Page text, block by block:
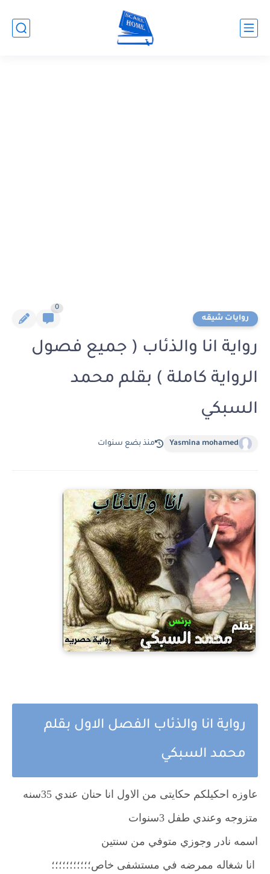
روايات شيقه
0
رواية انا والذئاب ( جميع فصول
الرواية كاملة ) بقلم محمد
السبكي
Yasmina mohamed منذ بضع سنوات
رواية انا والذئاب الفصل الاول بقلم
محمد السبكي
عاوزه احكيلكم حكايتى من الاول انا حنان عندي 35سنه
متزوجه وعندي طفل 3سنوات
اسمه نادر وجوزي متوفي من سنتين
انا شغاله ممرضه في مستشفى خاص؛؛؛؛؛؛؛؛؛؛؛